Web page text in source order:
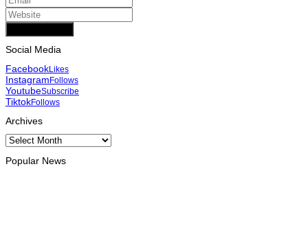
Social Media
FacebookLikes
InstagramFollows
YoutubeSubscribe
TiktokFollows
Archives
Archives
Popular News